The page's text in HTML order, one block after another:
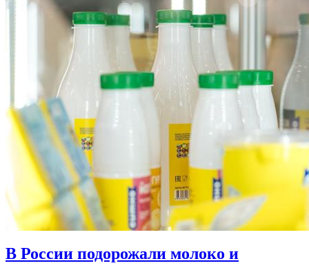
В России подорожали молоко и